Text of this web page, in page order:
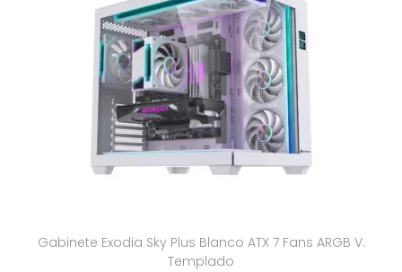
Gabinete Exodia Sky Plus Blanco ATX 7 Fans ARGB V.
Templado